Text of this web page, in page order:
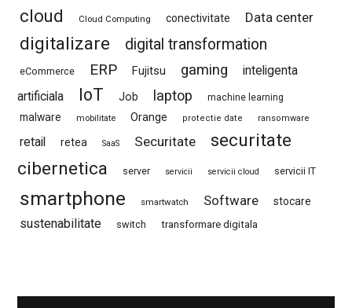
cloud Cloud Computing conectivitate Data center
digitalizare digital transformation
eCommerce ERP Fujitsu gaming
inteligenta
artificiala
IoT Job laptop machine learning
malware mobilitate Orange protectie date ransomware
retail retea SaaS Securitate
securitate
cibernetica
server servicii servicii cloud servicii IT
smartphone smartwatch Software stocare
sustenabilitate switch transformare digitala